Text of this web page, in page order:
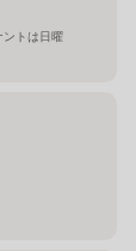
トは日曜